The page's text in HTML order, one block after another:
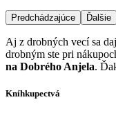
Predchádzajúce Ďalšie
Aj z drobných vecí sa
drobným ste pri
na Dobrého Anjela.
Kníhkupectvá